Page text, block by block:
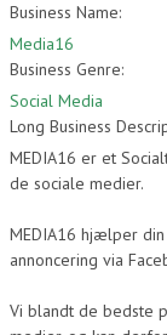
Business Name:
Media16
Business Genre:
Social Media
Long Business
MEDIA16 er et
de sociale medier.
MEDIA16 hjælper
annoncering via
Vi blandt de bedste